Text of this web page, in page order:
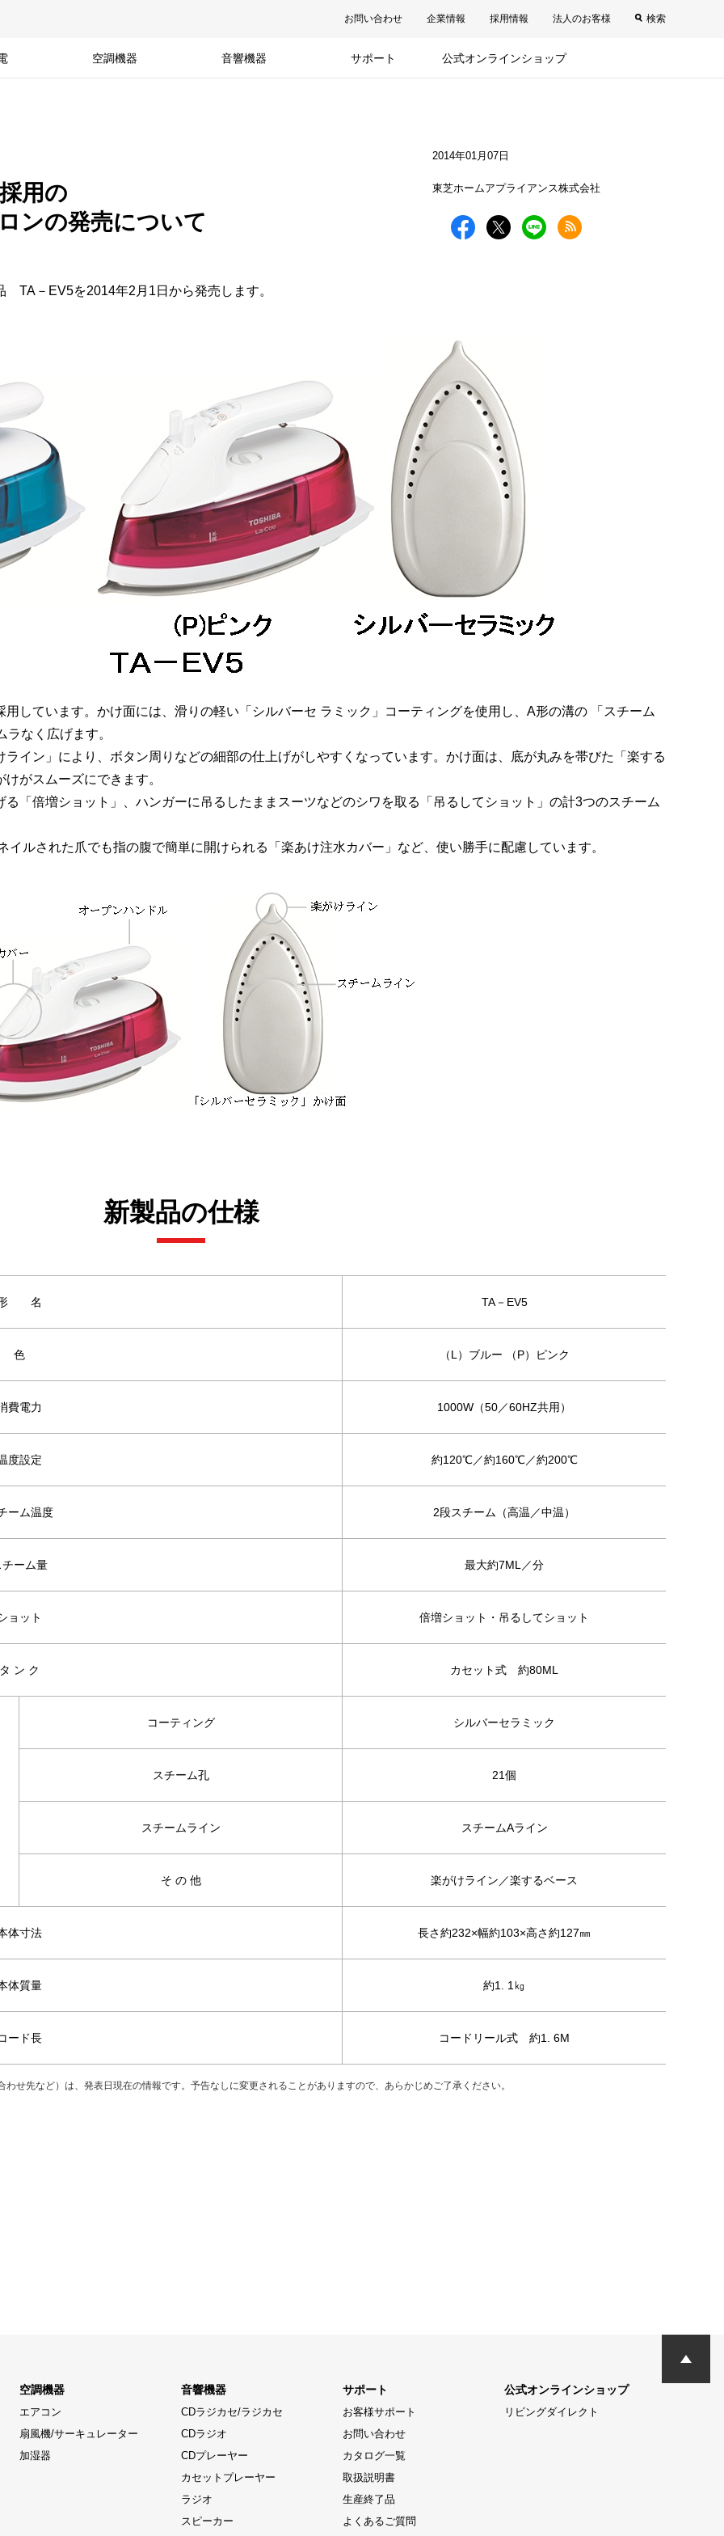
お問い合わせ 企業情報 採用情報 法人のお客様 検索
空調機器 音響機器 サポート 公式オンラインショップ
用の
ンの発売について
2014年01月07日
東芝ホームアプライアンス株式会社
TA－EV5を2014年2月1日から発売します。
しています。かけ面には、滑りの軽い「シルバーセ ラミック」コーティングを使用し、A形の溝の 「スチーム
なく広げます。
イン」により、ボタン周りなどの細部の仕上げがしやすくなっています。かけ面は、底が丸みを帯びた「楽する
がスムーズにできます。
「倍増ショット」、ハンガーに吊るしたままスーツなどのシワを取る「吊るしてショット」の計3つのスチーム
ルされた爪でも指の腹で簡単に開けられる「楽あけ注水カバー」など、使い勝手に配慮しています。
新製品の仕様
名 TA－EV5
色 （L）ブルー （P）ピンク
費電力 1000W（50／60HZ共用）
度設定 約120℃／約160℃／約200℃
ーム温度 2段スチーム（高温／中温）
チーム量 最大約7ML／分
ョット 倍増ショット・吊るしてショット
タ ン ク カセット式 約80ML
コーティング シルバーセラミック
スチーム孔 21個
スチームライン スチームAライン
そ の 他 楽がけライン／楽するベース
体寸法 長さ約232×幅約103×高さ約127㎜
体質量 約1. 1㎏
ード長 コードリール式 約1. 6M
せ先など）は、発表日現在の情報です。予告なしに変更されることがありますので、あらかじめご了承ください。
空調機器
エアコン
扇風機/サーキュレーター
加湿器
音響機器
CDラジカセ/ラジカセ
CDラジオ
CDプレーヤー
カセットプレーヤー
ラジオ
スピーカー
サポート
お客様サポート
お問い合わせ
カタログ一覧
取扱説明書
生産終了品
よくあるご質問
公式オンラインショップ
リビングダイレクト